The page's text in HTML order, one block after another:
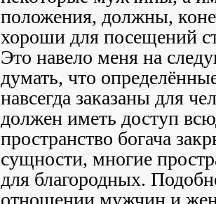
положения, должны,
хороши для посещений
Это навело меня на
думать, что
навсегда заказаны для
должен иметь доступ
пространство богача
сущности, многие
для благородных.
отношении мужчин и